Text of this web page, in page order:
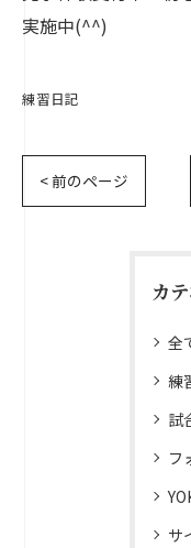
実施中(^^)
練習日記
< 前のページ
カ
全
練
試
フ
サ